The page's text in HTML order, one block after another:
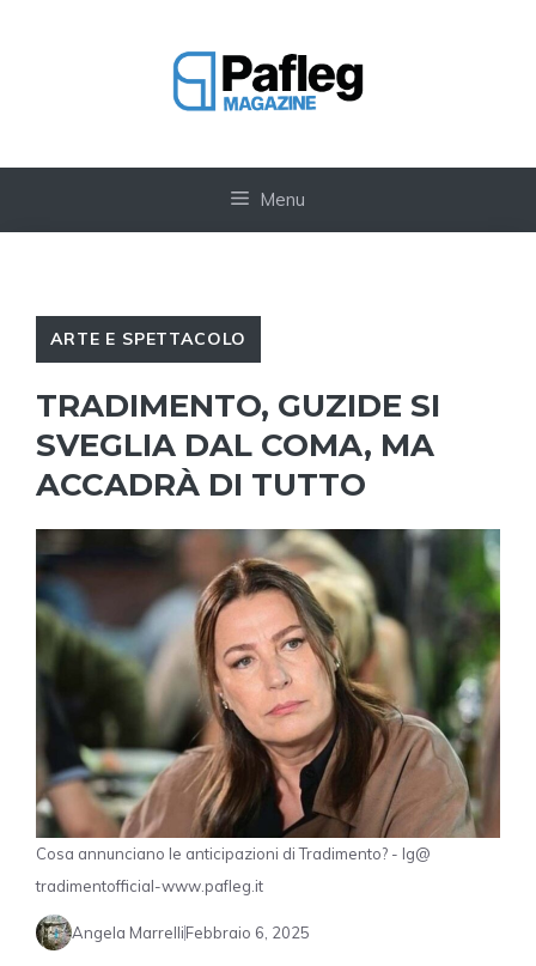
Menu
ARTE E SPETTACOLO
TRADIMENTO, GUZIDE SI
SVEGLIA DAL COMA, MA
ACCADRÀ DI TUTTO
Cosa annunciano le anticipazioni di Tradimento? - Ig@
tradimentofficial-www.pafleg.it
Angela MarrelliFebbraio 6, 2025